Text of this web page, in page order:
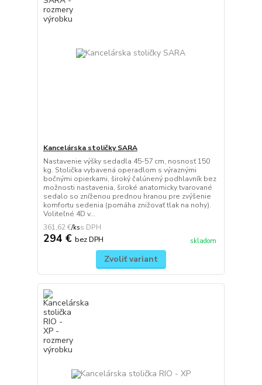
Kancelárska stoličky SARA
Nastavenie výšky sedadla 45-57 cm, nosnosť 150
kg. Stolička vybavená operadlom s výraznými
bočnými opierkami, široký čalúnený podhlavník bez
možnosti nastavenia, široké anatomicky tvarované
sedalo so zníženou prednou hranou pre zvýšenie
komfortu sedenia (pomáha znižovať tlak na nohy).
Voliteľné 4D v...
361,62 €/ks
294 € bez DPH skladom
Zvoliť variant